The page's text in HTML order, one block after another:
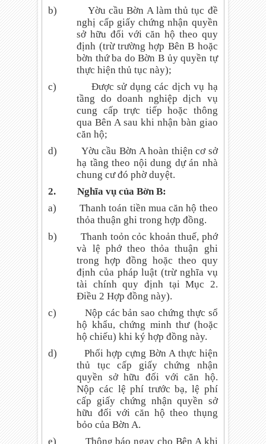
b)
Yờu cầu Bờn A làm thủ tục đề
nghị cấp giấy chứng nhận quyền
sở hữu đối với căn hộ theo quy
định (trừ trường hợp Bên B hoặc
bờn thứ ba do Bờn B ủy quyền tự
thực hiện thủ tục này);
c)
Được sử dụng các dịch vụ hạ
tầng do doanh nghiệp dịch vụ
cung cấp trực tiếp hoặc thông
qua Bên A sau khi nhận bàn giao
căn hộ;
d)
Yờu cầu Bờn A hoàn thiện cơ sở
hạ tầng theo nội dung dự án nhà
chung cư đó phờ duyệt.
2.
Nghĩa vụ của Bờn B:
a)
Thanh toán tiền mua căn hộ theo
thỏa thuận ghi trong hợp đồng.
b)
Thanh toỏn cỏc khoản thuế, phớ
và lệ phớ theo thỏa thuận ghi
trong hợp đồng hoặc theo quy
định của pháp luật(trừ nghĩa vụ
tài chính quy định tại Mục 2.
Điều 2 Hợp đồng này).
c)
Nộp các bản sao chứng thực sổ
hộ khẩu, chứng minh thư (hoặc
hộ chiếu) khi ký hợp đồng này.
d)
Phối hợp cựng Bờn A thực hiện
thủ tục cấp giấy chứng nhận
quyền sở hữu đối với căn hộ.
Nộp các lệ phí trước bạ, lệ phí
cấp giấy chứng nhận quyền sở
hữu đối với căn hộ theo thụng
bỏo của Bờn A.
e)
Thông báo ngay cho Bên A khi